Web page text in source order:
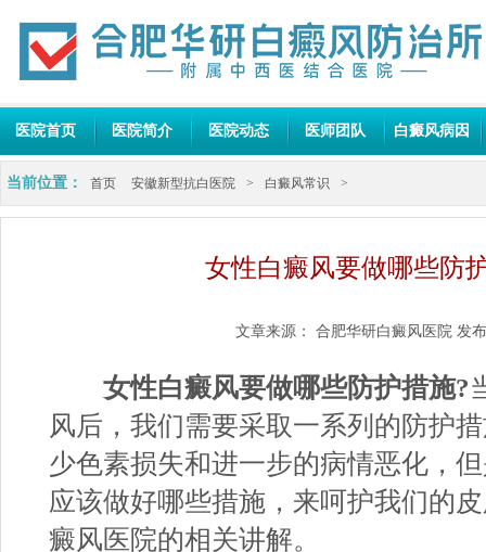
医院首页 医院简介 医院动态 医师团队 白癜风病因
当前位置： 首页 安徽新型抗白医院 > 白癜风常识 >
女性白癜风要做哪些防
文章来源： 合肥华研白癜风医院 发
女性白癜风要做哪些防护措施?
风后，我们需要采取一系列的防护
少色素损失和进一步的病情恶化，
应该做好哪些措施，来呵护我们的
癜风医院的相关讲解。